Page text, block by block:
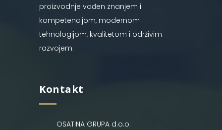
proizvodnje vođen znanjem i
kompetencijom, modernom
tehnologijom, kvalitetom i održivim
razvojem.
Kontakt
OSATINA GRUPA d.o.o.